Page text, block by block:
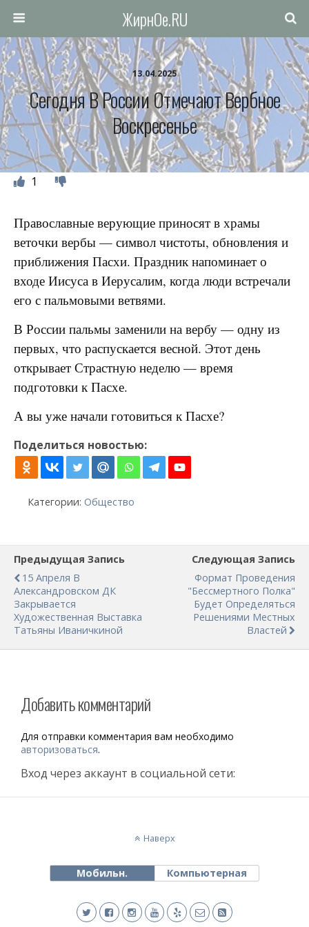
ЖирнОе.RU
13.04.2025
Сегодня В России Отмечают Вербное
Воскресенье
1
Православные верующие приносят в храмы
веточки вербы — символ чистоты, обновления и
приближения Пасхи. Праздник напоминает о
входе Иисуса в Иерусалим, когда люди встречали
его с пальмовыми ветвями.
В России пальмы заменили на вербу — одну из
первых, что распускается весной. Этот день
открывает Страстную неделю — время
подготовки к Пасхе.
А вы уже начали готовиться к Пасхе?
Поделиться новостью:
Категории: Общество
Предыдущая Запись
15 Апреля В
Александровском ДК
Закрывается
Художественная Выставка
Татьяны Иваничкиной
Следующая Запись
Формат Проведения
"Бессмертного Полка"
Будет Определяться
Решениями Местных
Властей
Добавить комментарий
Для отправки комментария вам необходимо
авторизоваться.
Вход через аккаунт в социальной сети:
Наверх
Мобильн. Компьютерная